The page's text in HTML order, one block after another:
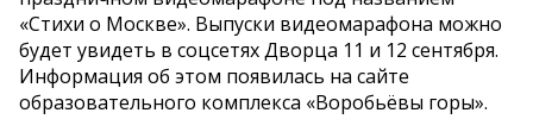
«Стихи о Москве». Выпуски видеомарафона можно
будет увидеть в соцсетях Дворца 11 и 12 сентября.
Информация об этом появилась на сайте
образовательного комплекса «Воробьёвы горы».